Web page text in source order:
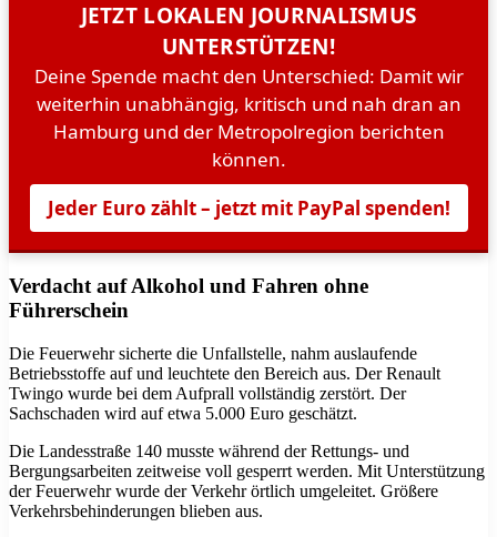
JETZT LOKALEN JOURNALISMUS
UNTERSTÜTZEN!
Deine Spende macht den Unterschied: Damit wir
weiterhin unabhängig, kritisch und nah dran an
Hamburg und der Metropolregion berichten
können.
Jeder Euro zählt – jetzt mit PayPal spenden!
Verdacht auf Alkohol und Fahren ohne
Führerschein
Die Feuerwehr sicherte die Unfallstelle, nahm auslaufende
Betriebsstoffe auf und leuchtete den Bereich aus. Der Renault
Twingo wurde bei dem Aufprall vollständig zerstört. Der
Sachschaden wird auf etwa 5.000 Euro geschätzt.
Die Landesstraße 140 musste während der Rettungs- und
Bergungsarbeiten zeitweise voll gesperrt werden. Mit Unterstützung
der Feuerwehr wurde der Verkehr örtlich umgeleitet. Größere
Verkehrsbehinderungen blieben aus.